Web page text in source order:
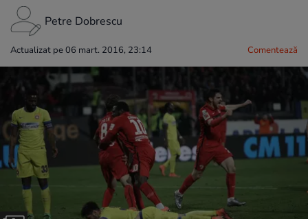
Petre Dobrescu
Actualizat pe 06 mart. 2016, 23:14 Comentează